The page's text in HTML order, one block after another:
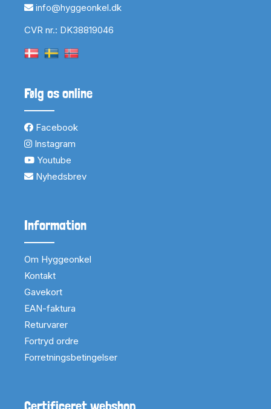
info@hyggeonkel.dk
CVR nr.: DK38819046
Følg os online
Facebook
Instagram
Youtube
Nyhedsbrev
Information
Om Hyggeonkel
Kontakt
Gavekort
EAN-faktura
Returvarer
Fortryd ordre
Forretningsbetingelser
Certificeret webshop